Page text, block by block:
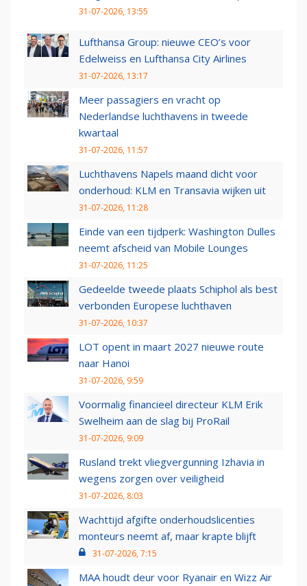
31-07-2026, 13:55
Lufthansa Group: nieuwe CEO’s voor
Edelweiss en Lufthansa City Airlines
31-07-2026, 13:17
Meer passagiers en vracht op
Nederlandse luchthavens in tweede
kwartaal
31-07-2026, 11:57
Luchthavens Napels maand dicht voor
onderhoud: KLM en Transavia wijken uit
31-07-2026, 11:28
Einde van een tijdperk: Washington Dulles
neemt afscheid van Mobile Lounges
31-07-2026, 11:25
Gedeelde tweede plaats Schiphol als best
verbonden Europese luchthaven
31-07-2026, 10:37
LOT opent in maart 2027 nieuwe route
naar Hanoi
31-07-2026, 9:59
Voormalig financieel directeur KLM Erik
Swelheim aan de slag bij ProRail
31-07-2026, 9:09
Rusland trekt vliegvergunning Izhavia in
wegens zorgen over veiligheid
31-07-2026, 8:03
Wachttijd afgifte onderhoudslicenties
monteurs neemt af, maar krapte blijft
31-07-2026, 7:15
MAA houdt deur voor Ryanair en Wizz Air